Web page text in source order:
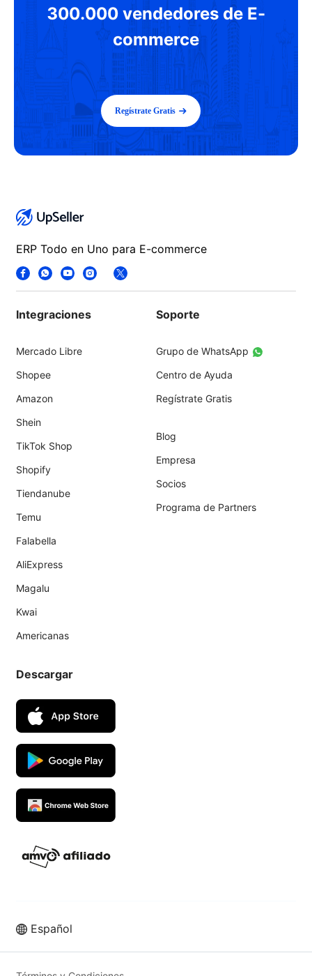
Vende más en los mejores
300.000 vendedores de E-
commerce
Regístrate Gratis
ERP Todo en Uno para E-commerce
Integraciones
Mercado Libre
Shopee
Amazon
Shein
TikTok Shop
Shopify
Tiendanube
Temu
Falabella
AliExpress
Magalu
Kwai
Americanas
Soporte
Grupo de WhatsApp
Centro de Ayuda
Regístrate Gratis
Blog
Empresa
Socios
Programa de Partners
Descargar
Español